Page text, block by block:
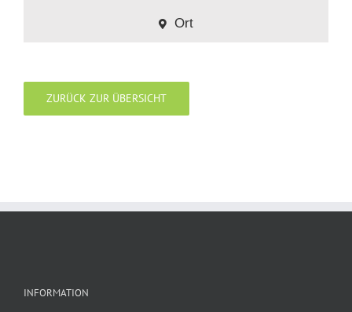
Ort
ZURÜCK ZUR ÜBERSICHT
INFORMATION